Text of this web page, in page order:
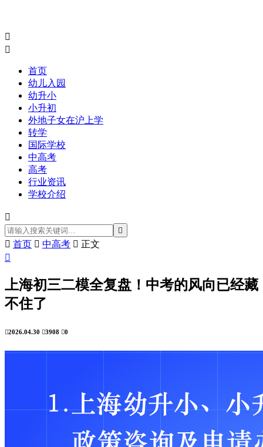


首页
幼儿入园
幼升小
小升初
外地子女在沪上学
转学
国际学校
中高考
高考
行业资讯
学校介绍


 首页  中高考  正文

上海初三二模全复盘！中考的风向已经藏
不住了
2026.04.30 3908 0